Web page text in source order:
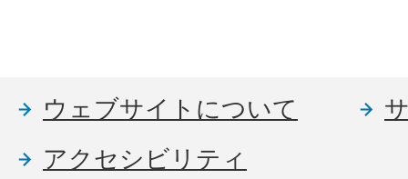
ウェブサイトについて
アクセシビリティ